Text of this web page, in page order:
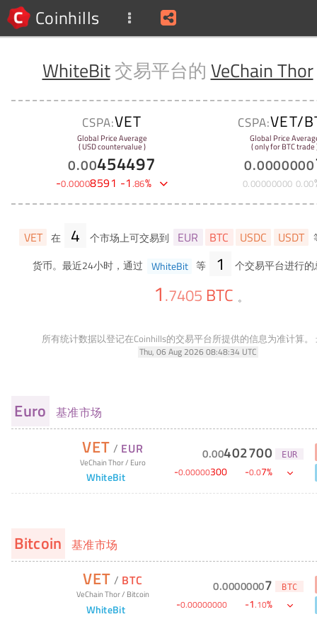
Coinhills
WhiteBit交易平台的 VeChain Thor
CSPA:VET
Global Price Average
( USD countervalue )
0.00454497
-0.00008591 -1.86%
CSPA:VET/
Global Price
( only for BTC trade
0.0000000
0.00000000 0.00
VET 在 4 个市场上可交易到 EUR BTC USDC USDT
货币。最近24小时，通过 WhiteBit 等 1 个交易平台进行
1.7405 BTC 。
所有统计数据以登记在Coinhills的交易平台所提供的信息为准计算。
Thu, 06 Aug 2026 08:48:34 UTC
Euro 基准市场
VET / EUR
VeChain Thor/ Euro
WhiteBit
0.00402700 EUR
-0.00000300 -0.07%
Bitcoin 基准市场
VET / BTC
VeChain Thor/ Bitcoin
WhiteBit
0.00000007 BTC
-0.00000000 -1.10%